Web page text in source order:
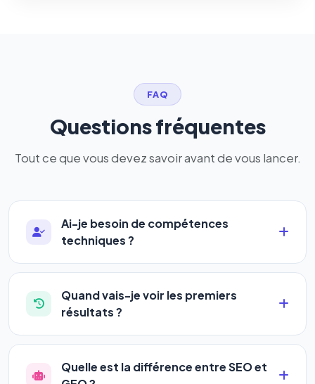
FAQ
Questions fréquentes
Tout ce que vous devez savoir avant de vous lancer.
Ai-je besoin de compétences
techniques ?
Absolument pas. Notre logiciel a été conçu pour
être accessible àtous les profils: artisans,
commerçants, auto-entrepreneurs, PME ou
complexe — vous renseignez l'adresse de votre
site, décrivez votre activité, et le logiciel gère tout
Quand vais-je voir les premiers
résultats ?
La plupart de nos utilisateurs observent une
amélioration de leur positionnement en4 à 6
semaines. Le référencement est un marathon, pas
Quelle est la différence entre SEO et